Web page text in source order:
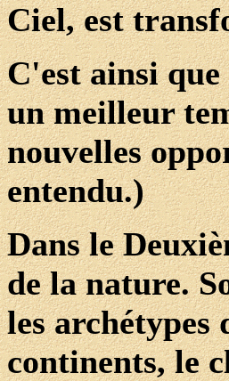
Ciel, est
C'est ainsi
un meilleur
nouvelles
entendu.)
Dans le
de la nature.
les
continents, le